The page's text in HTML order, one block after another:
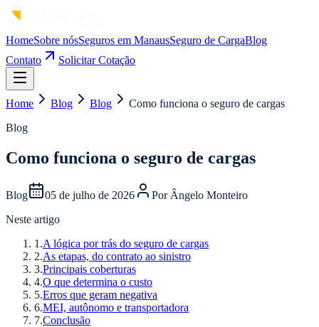
HomeSobre nósSeguros em ManausSeguro de CargaBlog
Contato
Solicitar Cotação
Home Blog Blog
Como funciona o seguro de cargas
Blog
Como funciona o seguro de cargas
Blog 05 de julho de 2026 Por Ângelo Monteiro
Neste artigo
1 .A lógica por trás do seguro de cargas
2.As etapas, do contrato ao sinistro
3.Principais coberturas
4.O que determina o custo
5.Erros que geram negativa
6.MEI, autônomo e transportadora
7.Conclusão